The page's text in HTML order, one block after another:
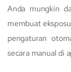
Anda mungkin
membuat
pengaturan
secara manual di